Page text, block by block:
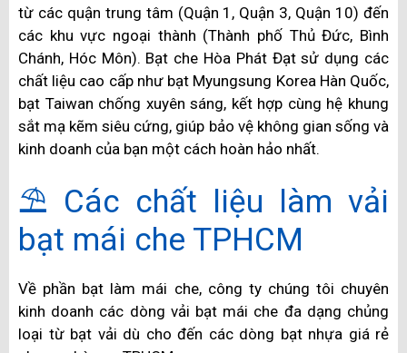
từ các quận trung tâm (Quận 1, Quận 3, Quận 10) đến
các khu vực ngoại thành (Thành phố Thủ Đức, Bình
Chánh, Hóc Môn). Bạt che Hòa Phát Đạt sử dụng các
chất liệu cao cấp như bạt Myungsung Korea Hàn Quốc,
bạt Taiwan chống xuyên sáng, kết hợp cùng hệ khung
sắt mạ kẽm siêu cứng, giúp bảo vệ không gian sống và
kinh doanh của bạn một cách hoàn hảo nhất.
⛱️ Các chất liệu làm vải
bạt mái che TPHCM
Về phần bạt làm mái che, công ty chúng tôi chuyên
kinh doanh các dòng vải bạt mái che đa dạng chủng
loại từ bạt vải dù cho đến các dòng bạt nhựa giá rẻ